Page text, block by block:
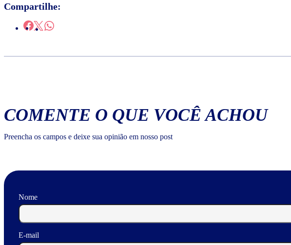
Compartilhe:
COMENTE O QUE VOCÊ ACHOU
Preencha os campos e deixe sua opinião em nosso post
Nome
E-mail